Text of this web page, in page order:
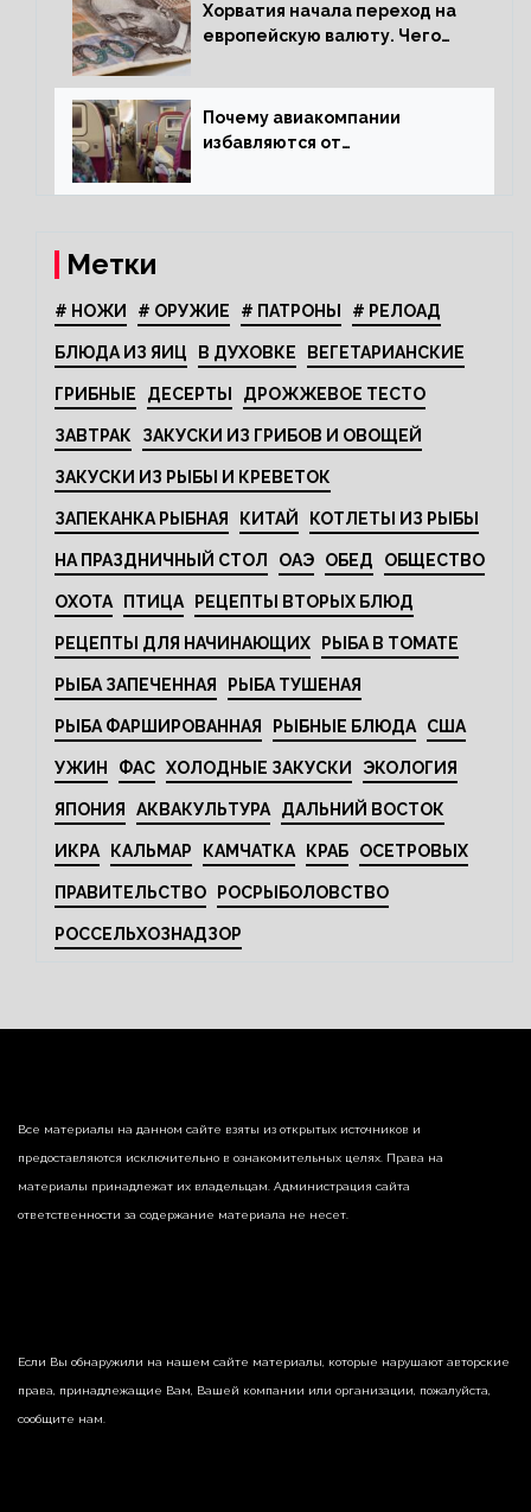
Хорватия начала переход на
европейскую валюту. Чего
Почему авиакомпании
избавляются от
Метки
# НОЖИ # ОРУЖИЕ # ПАТРОНЫ # РЕЛОАД
БЛЮДА ИЗ ЯИЦ В ДУХОВКЕ ВЕГЕТАРИАНСКИЕ
ГРИБНЫЕ ДЕСЕРТЫ ДРОЖЖЕВОЕ ТЕСТО
ЗАВТРАК ЗАКУСКИ ИЗ ГРИБОВ И ОВОЩЕЙ
ЗАКУСКИ ИЗ РЫБЫ И КРЕВЕТОК
ЗАПЕКАНКА РЫБНАЯ КИТАЙ КОТЛЕТЫ ИЗ РЫБЫ
НА ПРАЗДНИЧНЫЙ СТОЛ ОАЭ ОБЕД ОБЩЕСТВО
ОХОТА ПТИЦА РЕЦЕПТЫ ВТОРЫХ БЛЮД
РЕЦЕПТЫ ДЛЯ НАЧИНАЮЩИХ РЫБА В ТОМАТЕ
РЫБА ЗАПЕЧЕННАЯ РЫБА ТУШЕНАЯ
РЫБА ФАРШИРОВАННАЯ РЫБНЫЕ БЛЮДА США
УЖИН ФАС ХОЛОДНЫЕ ЗАКУСКИ ЭКОЛОГИЯ
ЯПОНИЯ АКВАКУЛЬТУРА ДАЛЬНИЙ ВОСТОК
ИКРА КАЛЬМАР КАМЧАТКА КРАБ ОСЕТРОВЫХ
ПРАВИТЕЛЬСТВО РОСРЫБОЛОВСТВО
РОССЕЛЬХОЗНАДЗОР
Все материалы на данном сайте взяты из открытых источников и
предоставляются исключительно в ознакомительных целях. Права на
материалы принадлежат их владельцам. Администрация сайта
ответственности за содержание материала не несет.
Если Вы обнаружили на нашем сайте материалы, которые нарушают авторские
права, принадлежащие Вам, Вашей компании или организации, пожалуйста,
сообщите нам.